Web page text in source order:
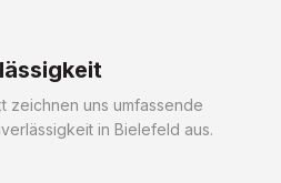
zeichnen uns umfassende
in Bielefeld aus.